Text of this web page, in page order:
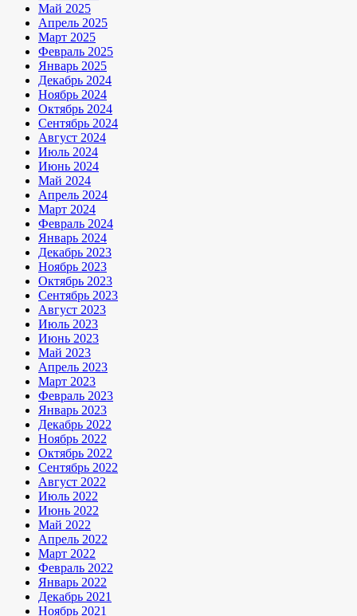
Май 2025
Апрель 2025
Март 2025
Февраль 2025
Январь 2025
Декабрь 2024
Ноябрь 2024
Октябрь 2024
Сентябрь 2024
Август 2024
Июль 2024
Июнь 2024
Май 2024
Апрель 2024
Март 2024
Февраль 2024
Январь 2024
Декабрь 2023
Ноябрь 2023
Октябрь 2023
Сентябрь 2023
Август 2023
Июль 2023
Июнь 2023
Май 2023
Апрель 2023
Март 2023
Февраль 2023
Январь 2023
Декабрь 2022
Ноябрь 2022
Октябрь 2022
Сентябрь 2022
Август 2022
Июль 2022
Июнь 2022
Май 2022
Апрель 2022
Март 2022
Февраль 2022
Январь 2022
Декабрь 2021
Ноябрь 2021